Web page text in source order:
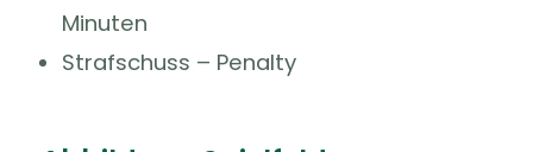
Minuten
Strafschuss – Penalty